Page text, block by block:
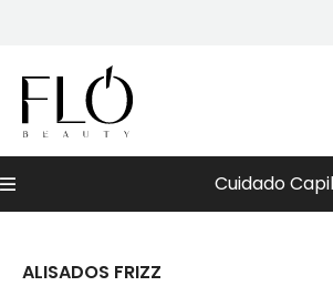
Menú Cuidado
ALISADOS FRIZZ